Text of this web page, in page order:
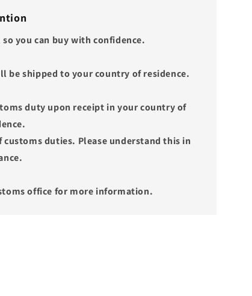
you can buy with confidence.
be shipped to your country of residence.
duty upon receipt in your country of
duties. Please understand this in
office for more information.